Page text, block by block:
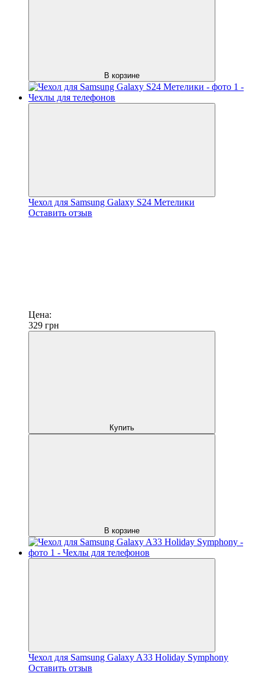
В корзине
Чехол для Samsung Galaxy S24 Метелики
Оставить отзыв
Цена:
329 грн
Купить
В корзине
Чехол для Samsung Galaxy A33 Holiday Symphony
Оставить отзыв